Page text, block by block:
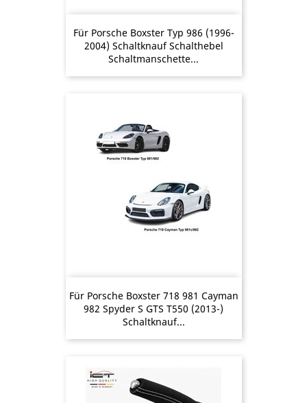
Für Porsche Boxster Typ 986 (1996-
2004) Schaltknauf Schalthebel
Schaltmanschette...
Für Porsche Boxster 718 981 Cayman
982 Spyder S GTS T550 (2013-)
Schaltknauf...